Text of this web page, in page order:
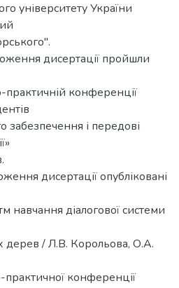
університету України
дисертації пройшли
практичній конференції
забезпечення і передові
дисертації опубліковані
навчання діалогової системи
дерев / Л.В. Корольова, О.А.
практичної конференції